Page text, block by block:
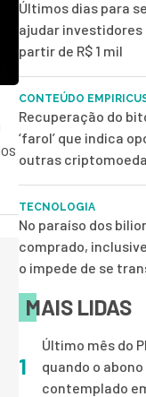
Últimos dias para
ajudar investidores
partir de R$ 1 mil
CONTEÚDO
Recuperação do
‘farol’ que indica
outras
TECNOLOGIA
No paraíso dos
comprado,
o impede de se
MAIS LIDAS
1
Último mês do
quando o
contemplado